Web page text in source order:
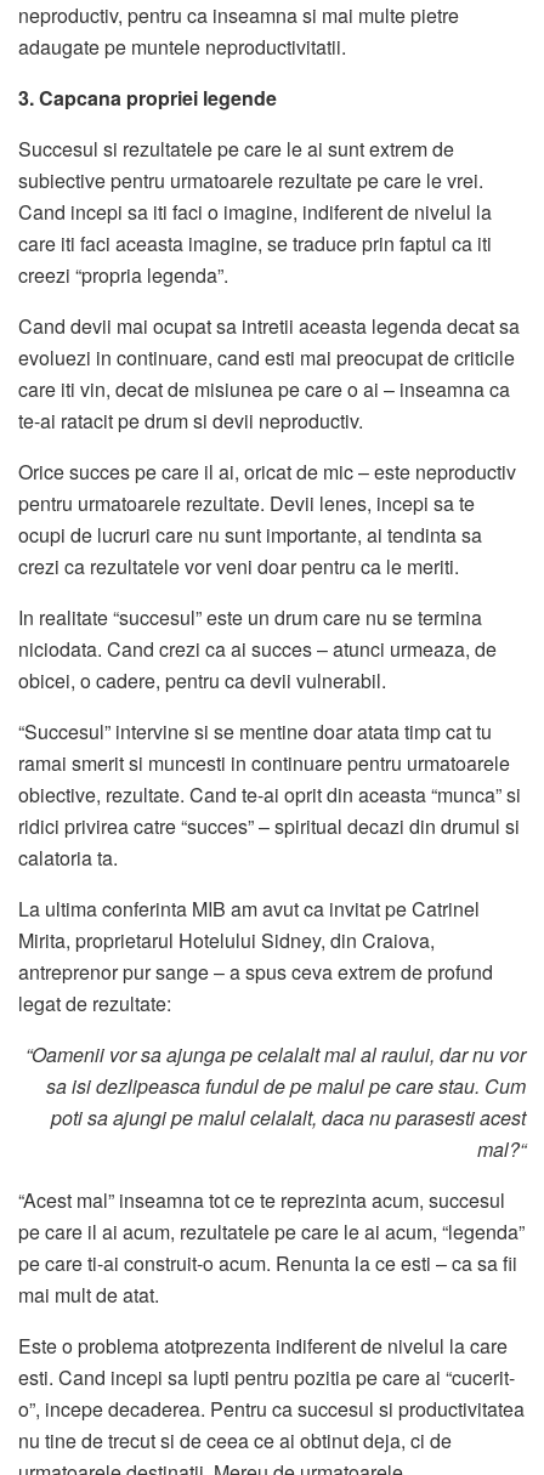
neproductiv, pentru ca inseamna si mai multe pietre
adaugate pe muntele neproductivitatii.
3. Capcana propriei legende
Succesul si rezultatele pe care le ai sunt extrem de
subiective pentru urmatoarele rezultate pe care le vrei.
Cand incepi sa iti faci o imagine, indiferent de nivelul la
care iti faci aceasta imagine, se traduce prin faptul ca iti
creezi “propria legenda”.
Cand devii mai ocupat sa intretii aceasta legenda decat sa
evoluezi in continuare, cand esti mai preocupat de criticile
care iti vin, decat de misiunea pe care o ai – inseamna ca
te-ai ratacit pe drum si devii neproductiv.
Orice succes pe care il ai, oricat de mic – este neproductiv
pentru urmatoarele rezultate. Devii lenes, incepi sa te
ocupi de lucruri care nu sunt importante, ai tendinta sa
crezi ca rezultatele vor veni doar pentru ca le meriti.
In realitate “succesul” este un drum care nu se termina
niciodata. Cand crezi ca ai succes – atunci urmeaza, de
obicei, o cadere, pentru ca devii vulnerabil.
“Succesul” intervine si se mentine doar atata timp cat tu
ramai smerit si muncesti in continuare pentru urmatoarele
obiective, rezultate. Cand te-ai oprit din aceasta “munca” si
ridici privirea catre “succes” – spiritual decazi din drumul si
calatoria ta.
La ultima conferinta MIB am avut ca invitat pe Catrinel
Mirita, proprietarul Hotelului Sidney, din Craiova,
antreprenor pur sange – a spus ceva extrem de profund
legat de rezultate:
“Oamenii vor sa ajunga pe celalalt mal al raului, dar nu vor
sa isi dezlipeasca fundul de pe malul pe care stau. Cum
poti sa ajungi pe malul celalalt, daca nu parasesti acest
mal?“
“Acest mal” inseamna tot ce te reprezinta acum, succesul
pe care il ai acum, rezultatele pe care le ai acum, “legenda”
pe care ti-ai construit-o acum. Renunta la ce esti – ca sa fii
mai mult de atat.
Este o problema atotprezenta indiferent de nivelul la care
esti. Cand incepi sa lupti pentru pozitia pe care ai “cucerit-
o”, incepe decaderea. Pentru ca succesul si productivitatea
nu tine de trecut si de ceea ce ai obtinut deja, ci de